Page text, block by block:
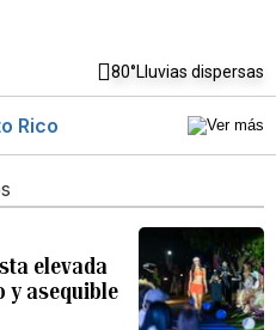
80°Lluvias dispersas
Rico
elevada
y asequible